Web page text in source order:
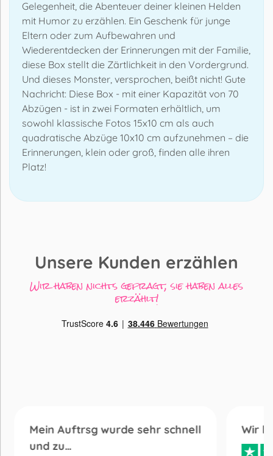
Gelegenheit, die Abenteuer deiner kleinen Helden
mit Humor zu erzählen. Ein Geschenk für junge
Eltern oder zum Aufbewahren und
Wiederentdecken der Erinnerungen mit der Familie,
diese Box stellt die Zärtlichkeit in den Vordergrund.
Und dieses Monster, versprochen, beißt nicht! Gute
Nachricht: Diese Box - mit einer Kapazität von 70
Abzügen - ist in zwei Formaten erhältlich, um
sowohl klassische Fotos 15x10 cm als auch
quadratische Abzüge 10x10 cm aufzunehmen – die
Erinnerungen, klein oder groß, finden alle ihren
Platz!
Unsere Kunden erzählen
Wir haben nichts gefragt, sie haben alles
erzählt!
Mein Auftrsg wurde sehr schnell
und zu…
Wir